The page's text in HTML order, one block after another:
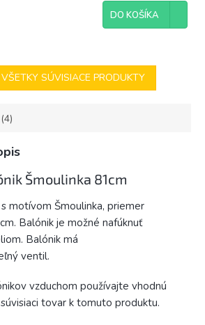
DO KOŠÍKA
SÚVISIACE PRODUKTY
Šmoulinka 81cm
motívom Šmoulinka, priemer
Balónik je možné nafúknuť
Balónik má
ventil.
vzduchom používajte vhodnú
tovar k tomuto produktu.